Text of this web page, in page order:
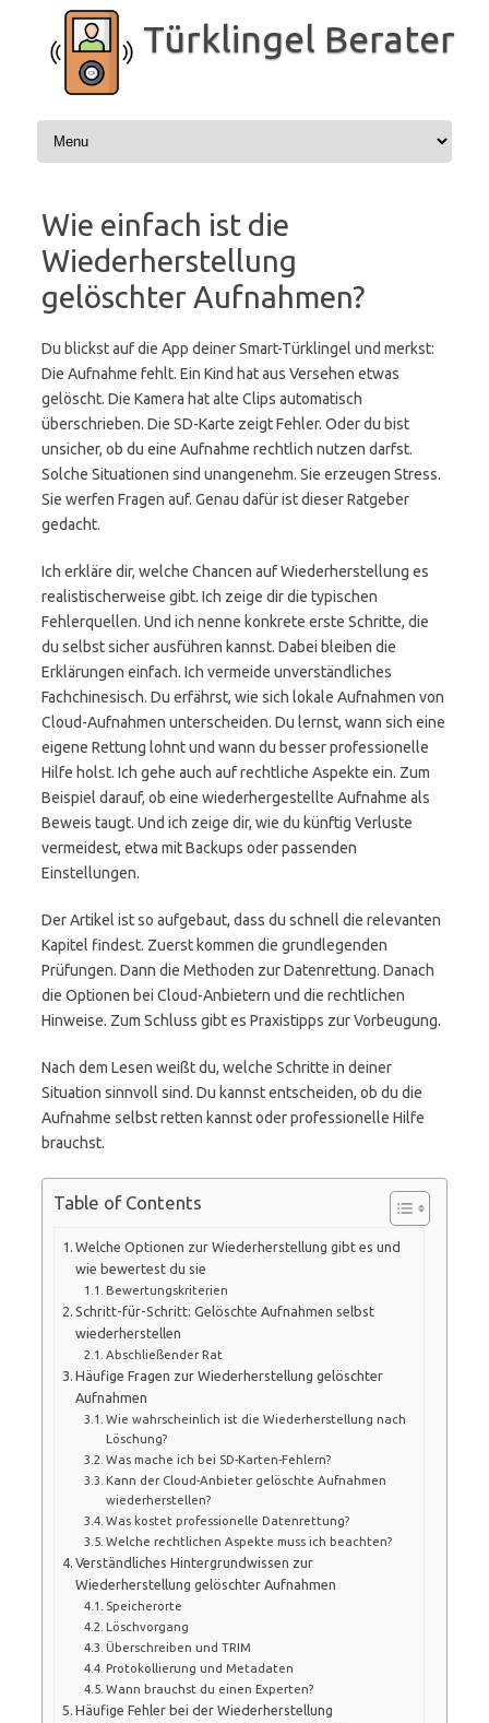
springen
Türklingel Berater
Wie einfach ist die
Wiederherstellung
gelöschter Aufnahmen?
Du blickst auf die App deiner Smart-Türklingel und merkst:
Die Aufnahme fehlt. Ein Kind hat aus Versehen etwas
gelöscht. Die Kamera hat alte Clips automatisch
überschrieben. Die SD-Karte zeigt Fehler. Oder du bist
unsicher, ob du eine Aufnahme rechtlich nutzen darfst.
Solche Situationen sind unangenehm. Sie erzeugen Stress.
Sie werfen Fragen auf. Genau dafür ist dieser Ratgeber
gedacht.
Ich erkläre dir, welche Chancen auf Wiederherstellung es
realistischerweise gibt. Ich zeige dir die typischen
Fehlerquellen. Und ich nenne konkrete erste Schritte, die
du selbst sicher ausführen kannst. Dabei bleiben die
Erklärungen einfach. Ich vermeide unverständliches
Fachchinesisch. Du erfährst, wie sich lokale Aufnahmen von
Cloud-Aufnahmen unterscheiden. Du lernst, wann sich eine
eigene Rettung lohnt und wann du besser professionelle
Hilfe holst. Ich gehe auch auf rechtliche Aspekte ein. Zum
Beispiel darauf, ob eine wiederhergestellte Aufnahme als
Beweis taugt. Und ich zeige dir, wie du künftig Verluste
vermeidest, etwa mit Backups oder passenden
Einstellungen.
Der Artikel ist so aufgebaut, dass du schnell die relevanten
Kapitel findest. Zuerst kommen die grundlegenden
Prüfungen. Dann die Methoden zur Datenrettung. Danach
die Optionen bei Cloud-Anbietern und die rechtlichen
Hinweise. Zum Schluss gibt es Praxistipps zur Vorbeugung.
Nach dem Lesen weißt du, welche Schritte in deiner
Situation sinnvoll sind. Du kannst entscheiden, ob du die
Aufnahme selbst retten kannst oder professionelle Hilfe
brauchst.
Table of Contents
Welche Optionen zur Wiederherstellung gibt es und
wie bewertest du sie
Bewertungskriterien
Schritt-für-Schritt: Gelöschte Aufnahmen selbst
wiederherstellen
Abschließender Rat
Häufige Fragen zur Wiederherstellung gelöschter
Aufnahmen
Wie wahrscheinlich ist die Wiederherstellung nach
Löschung?
Was mache ich bei SD-Karten-Fehlern?
Kann der Cloud-Anbieter gelöschte Aufnahmen
wiederherstellen?
Was kostet professionelle Datenrettung?
Welche rechtlichen Aspekte muss ich beachten?
Verständliches Hintergrundwissen zur
Wiederherstellung gelöschter Aufnahmen
Speicherorte
Löschvorgang
Überschreiben und TRIM
Protokollierung und Metadaten
Wann brauchst du einen Experten?
Häufige Fehler bei der Wiederherstellung